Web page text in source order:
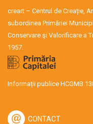
creart – Centrul de Creație,
subordinea Primăriei
Conservare şi Valorificare a
1957.
Informații publice HCGMB
CONTACT